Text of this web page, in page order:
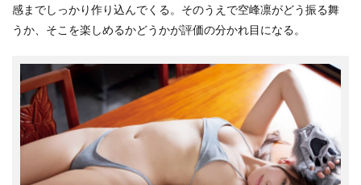
感までしっかり作り込んでくる。そのうえで空峰凛がどう振る舞
うか、そこを楽しめるかどうかが評価の分かれ目になる。